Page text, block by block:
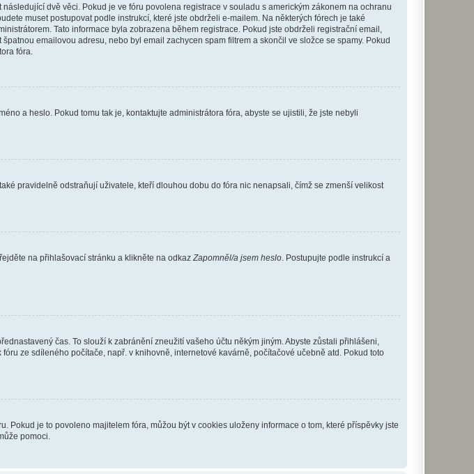
dvě věci. Pokud je ve fóru povolena registrace v souladu s americkým zákonem na ochranu
muset postupovat podle instrukcí, které jste obdrželi e-mailem. Na některých fórech je také
Tato informace byla zobrazena během registrace. Pokud jste obdrželi registrační email,
emailovou adresu, nebo byl email zachycen spam filtrem a skončil ve složce se spamy. Pokud
fóra.
a heslo. Pokud tomu tak je, kontaktujte administrátora fóra, abyste se ujistili, že jste nebyli
pravidelně odstraňují uživatele, kteří dlouhou dobu do fóra nic nenapsali, čímž se zmenší velikost
na přihlašovací stránku a klikněte na odkaz Zapomněl/a jsem heslo . Postupujte podle instrukcí a
čas. To slouží k zabránění zneužití vašeho účtu někým jiným. Abyste zůstali přihlášeni,
fóru ze sdíleného počítače, např. v knihovně, internetové kavárně, počítačové učebně atd. Pokud toto
Pokud je to povoleno majitelem fóra, můžou být v cookies uloženy informace o tom, které příspěvky jste
pomoci.